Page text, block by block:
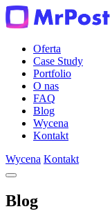
Oferta
Case Study
Portfolio
O nas
FAQ
Blog
Wycena
Kontakt
Wycena Kontakt
Blog